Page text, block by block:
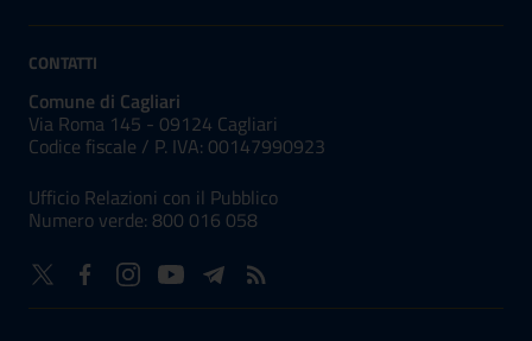
CONTATTI
Comune di Cagliari
Via Roma 145 - 09124 Cagliari
Codice fiscale / P. IVA: 00147990923
Ufficio Relazioni con il Pubblico
Numero verde: 800 016 058